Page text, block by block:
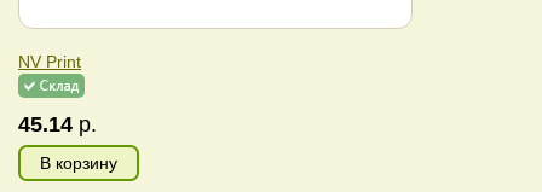
NV Print
45.14 р.
В корзину